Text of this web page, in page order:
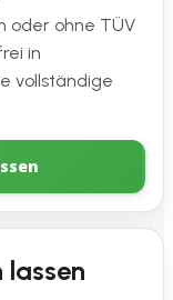
oder ohne TÜV
in
vollständige